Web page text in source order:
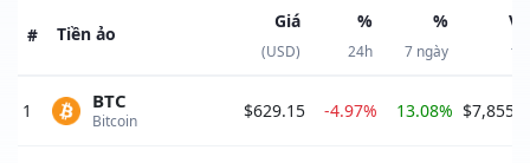
# Tiền ảo
Giá
(USD)
%
24h
%
7 ngày
1 Bitcoin
BTC $629.15 -4.97% 13.08%